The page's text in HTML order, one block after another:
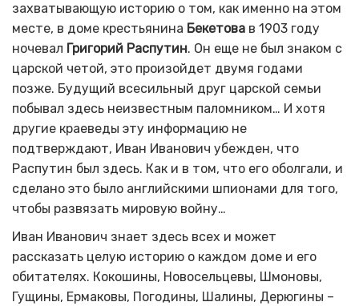
захватывающую историю о том, как именно на этом
месте, в доме крестьянина Бекетова в 1903 году
ночевал Григорий Распутин. Он еще не был знаком с
царской четой, это произойдет двумя годами
позже. Будущий всесильный друг царской семьи
побывал здесь неизвестным паломником… И хотя
другие краеведы эту информацию не
подтверждают, Иван Иванович убежден, что
Распутин был здесь. Как и в том, что его оболгали, и
сделано это было английскими шпионами для того,
чтобы развязать мировую войну…
Иван Иванович знает здесь всех и может
рассказать целую историю о каждом доме и его
обитателях. Кокошины, Новосельцевы, Шмоновы,
Гущины, Ермаковы, Погодины, Шалины, Дерюгины –